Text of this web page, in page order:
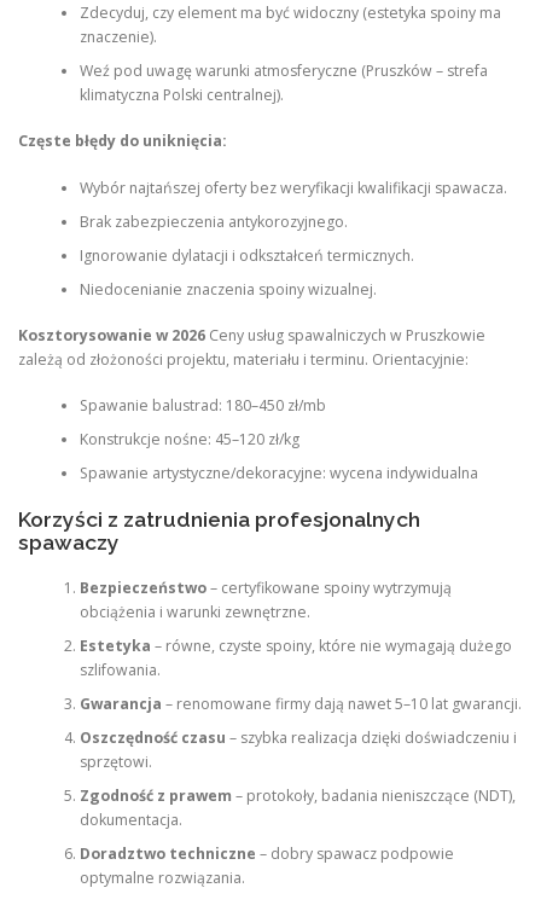
Zdecyduj, czy element ma być widoczny (estetyka spoiny ma
znaczenie).
Weź pod uwagę warunki atmosferyczne (Pruszków – strefa
klimatyczna Polski centralnej).
Częste błędy do uniknięcia:
Wybór najtańszej oferty bez weryfikacji kwalifikacji spawacza.
Brak zabezpieczenia antykorozyjnego.
Ignorowanie dylatacji i odkształceń termicznych.
Niedocenianie znaczenia spoiny wizualnej.
Kosztorysowanie w 2026 Ceny usług spawalniczych w Pruszkowie
zależą od złożoności projektu, materiału i terminu. Orientacyjnie:
Spawanie balustrad: 180–450 zł/mb
Konstrukcje nośne: 45–120 zł/kg
Spawanie artystyczne/dekoracyjne: wycena indywidualna
Korzyści z zatrudnienia profesjonalnych
spawaczy
Bezpieczeństwo– certyfikowane spoiny wytrzymują
obciążenia i warunki zewnętrzne.
Estetyka – równe, czyste spoiny, które nie wymagają dużego
szlifowania.
Gwarancja – renomowane firmy dają nawet 5–10 lat gwarancji.
Oszczędność czasu – szybka realizacja dzięki doświadczeniu i
sprzętowi.
Zgodność z prawem – protokoły, badania nieniszczące (NDT),
dokumentacja.
Doradztwo techniczne – dobry spawacz podpowie
optymalne rozwiązania.